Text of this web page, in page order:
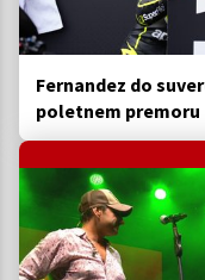
Fernandez do
poletnem premoru